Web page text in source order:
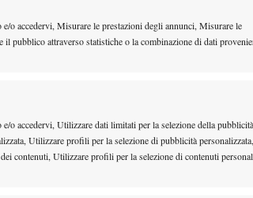
o accedervi, Misurare le prestazioni degli annunci, Misurare le
il pubblico attraverso statistiche o la combinazione di dati
o accedervi, Utilizzare dati limitati per la selezione della
Utilizzare profili per la selezione di pubblicità personalizzata,
contenuti, Utilizzare profili per la selezione di contenuti